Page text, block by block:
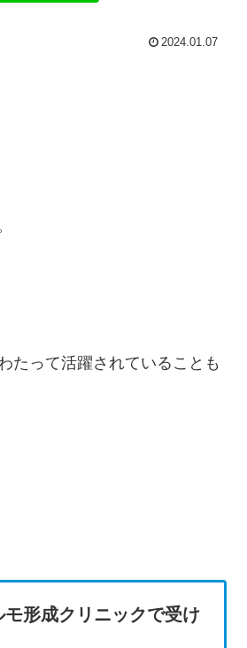
2024.01.07
たって活躍されていることも
形成クリニックで受け